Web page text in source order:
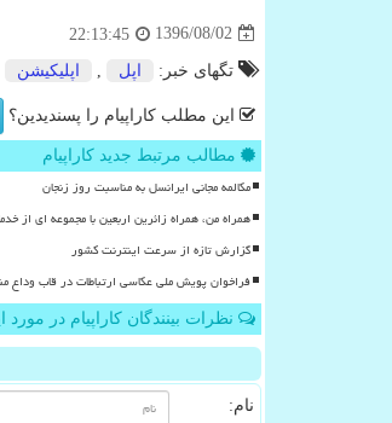
1396/08/02
22:13:45
تگهای خبر: اپل اپلیكیشن
این مطلب کاراپیام را پسندیدین؟
مطالب مرتبط جدید کاراپیام
مکالمه مجانی ایرانسل به مناسبت روز زنجان
همراه من، همراه زائرین اربعین با مجموعه ای از
گزارش تازه از سرعت اینترنت کشور
فراخوان پویش ملی عکاسی ارتباطات در قاب وداع
نظرات بینندگان کاراپیام در
نام: